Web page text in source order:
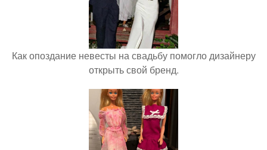
Как опоздание невесты на свадьбу помогло дизайнеру
открыть свой бренд.